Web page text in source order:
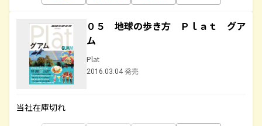
０５ 地球の歩き方 Ｐｌａｔ グア
ム
Plat
2016.03.04 発売
当社在庫切れ